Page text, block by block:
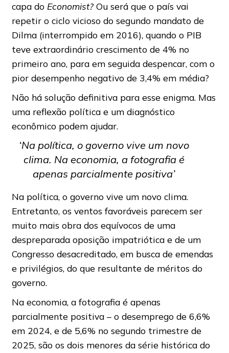
capa do Economist?Ou será que o país vai
repetir o ciclo vicioso do segundo mandato de
Dilma (interrompido em 2016), quando o PIB
teve extraordinário crescimento de 4% no
primeiro ano, para em seguida despencar, com o
pior desempenho negativo de 3,4% em média?
Não há solução definitiva para esse enigma. Mas
uma reflexão política e um diagnóstico
econômico podem ajudar.
‘Na política, o governo vive um novo
clima. Na economia, a fotografia é
apenas parcialmente positiva’
Na política, o governo vive um novo clima.
Entretanto, os ventos favoráveis parecem ser
muito mais obra dos equívocos de uma
despreparada oposição impatriótica e de um
Congresso desacreditado, em busca de emendas
e privilégios, do que resultante de méritos do
governo.
Na economia, a fotografia é apenas
parcialmente positiva – o desemprego de 6,6%
em 2024, e de 5,6% no segundo trimestre de
2025, são os dois menores da série histórica do